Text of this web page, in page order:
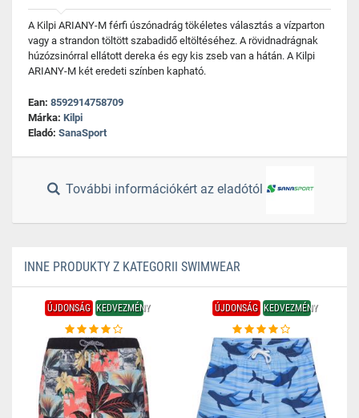
A Kilpi ARIANY-M férfi úszónadrág tökéletes választás a vízparton
vagy a strandon töltött szabadidő eltöltéséhez. A rövidnadrágnak
húzózsinórral ellátott dereka és egy kis zseb van a hátán. A Kilpi
ARIANY-M két eredeti színben kapható.
Ean: 8592914758709
Márka: Kilpi
Eladó: SanaSport
További információkért az eladótól
INNE PRODUKTY Z KATEGORII SWIMWEAR
ÚJDONSÁG KEDVEZMÉNY ÚJDONSÁG KEDVEZMÉNY